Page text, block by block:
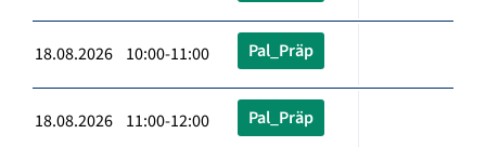
18.08.2026 10:00-11:00 Pal_Präp
18.08.2026 11:00-12:00 Pal_Präp